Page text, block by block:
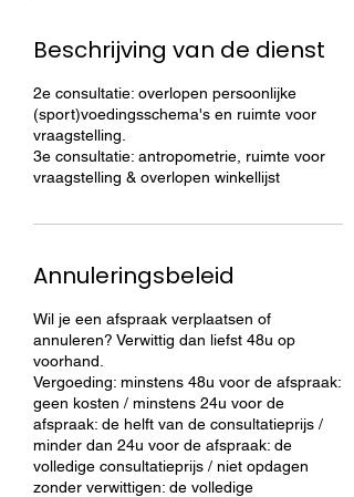
Beschrijving van de dienst
2e consultatie: overlopen persoonlijke
(sport)voedingsschema's en ruimte voor
vraagstelling.
3e consultatie: antropometrie, ruimte voor
vraagstelling & overlopen winkellijst
Annuleringsbeleid
Wil je een afspraak verplaatsen of
annuleren? Verwittig dan liefst 48u op
voorhand.
Vergoeding: minstens 48u voor de afspraak:
geen kosten / minstens 24u voor de
afspraak: de helft van de consultatieprijs /
minder dan 24u voor de afspraak: de
volledige consultatieprijs / niet opdagen
zonder verwittigen: de volledige